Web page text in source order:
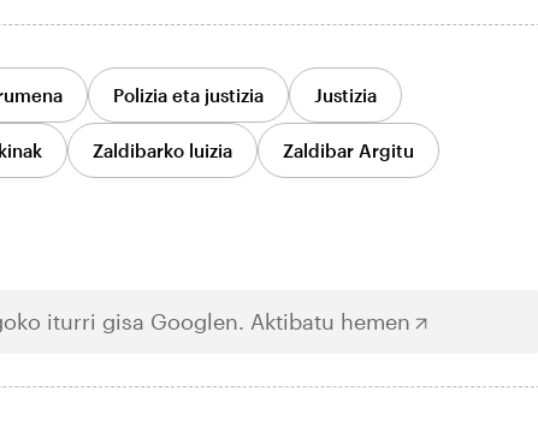
Polizia eta justizia Justizia
Zaldibarko luizia Zaldibar Argitu
iturri gisa Googlen. Aktibatu hemen